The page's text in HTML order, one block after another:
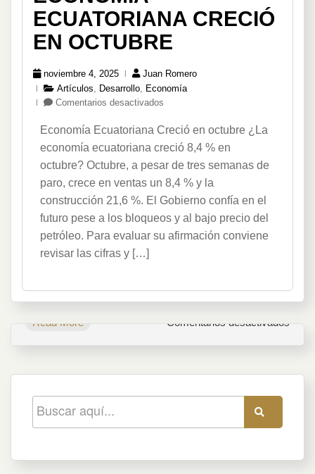
ECUATORIANA CRECIÓ
EN OCTUBRE
noviembre 4, 2025
Juan Romero
Artículos
Desarrollo
Economía
Comentarios desactivados
Ecuatoriana
Creció
octubre
Economía Ecuatoriana Creció en octubre ¿La
economía ecuatoriana creció 8,4 % en
octubre? Octubre, a pesar de tres semanas de
paro, crece en ventas un 8,4 % y la
construcción 21,6 %. El Gobierno confía en el
futuro pese a los bloqueos y al bajo precio del
petróleo. Para evaluar su afirmación conviene
revisar las cifras y […]
Read More Comentarios desactivados